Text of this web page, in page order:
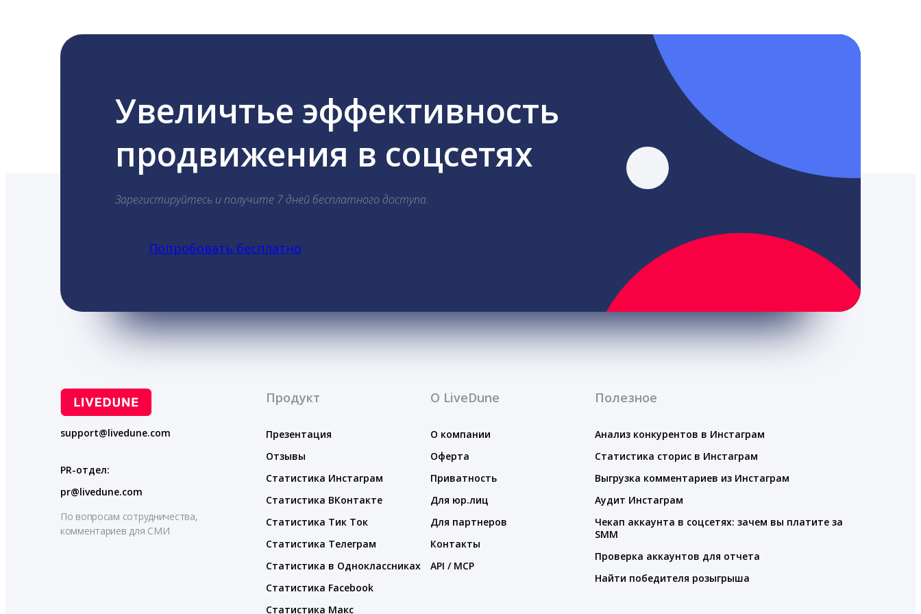
Увеличтье эффективность
продвижения в соцсетях
Зарегистируйтесь и получите 7 дней бесплатного доступа.
Попробовать бесплатно
support@livedune.com
PR-отдел:
pr@livedune.com
По вопросам сотрудничества,
комментариев для СМИ
Продукт
Презентация
Отзывы
Статистика Инстаграм
Статистика ВКонтакте
Статистика Тик Ток
Статистика Телеграм
Статистика в Одноклассниках
Статистика Facebook
Статистика Макс
О LiveDune
О компании
Оферта
Приватность
Для юр.лиц
Для партнеров
Контакты
API / MCP
Полезное
Анализ конкурентов в Инстаграм
Статистика сторис в Инстаграм
Выгрузка комментариев из Инстаграм
Аудит Инстаграм
Чекап аккаунта в соцсетях: зачем вы платите за
SMM
Проверка аккаунтов для отчета
Найти победителя розыгрыша